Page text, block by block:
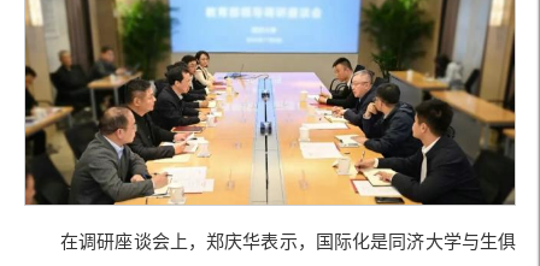
在调研座谈会上，郑庆华表示，国际化是同济大学与生俱